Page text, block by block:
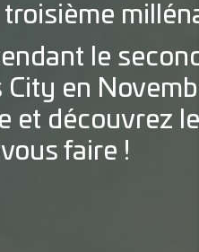
le
en
et découvrez
faire !